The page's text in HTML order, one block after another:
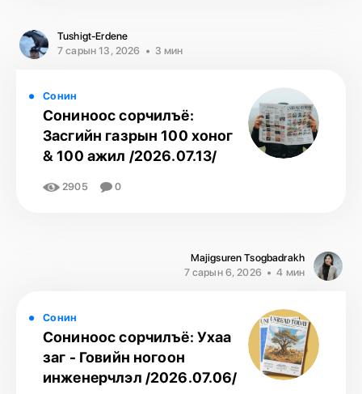
Tushigt-Erdene
7 сарын 13, 2026
3 мин
Сонин
Сониноос сорчилъё:
Засгийн газрын 100 хоног
& 100 ажил /2026.07.13/
2905 0
Majigsuren Tsogbadrakh
7 сарын 6, 2026
4 мин
Сонин
Сониноос сорчилъё: Ухаа
заг - Говийн ногоон
инженерчлэл /2026.07.06/